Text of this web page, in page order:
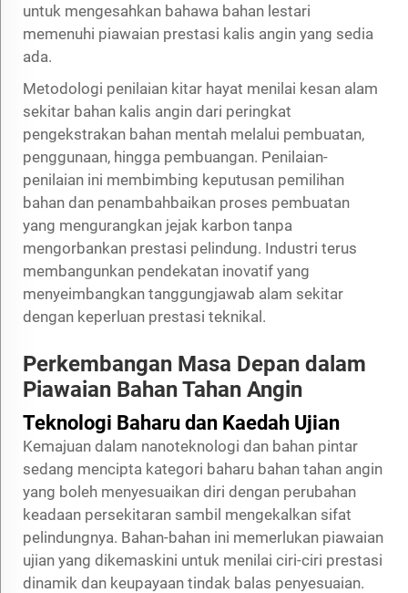
untuk mengesahkan bahawa bahan lestari
memenuhi piawaian prestasi kalis angin yang sedia
ada.
Metodologi penilaian kitar hayat menilai kesan alam
sekitar bahan kalis angin dari peringkat
pengekstrakan bahan mentah melalui pembuatan,
penggunaan, hingga pembuangan. Penilaian-
penilaian ini membimbing keputusan pemilihan
bahan dan penambahbaikan proses pembuatan
yang mengurangkan jejak karbon tanpa
mengorbankan prestasi pelindung. Industri terus
membangunkan pendekatan inovatif yang
menyeimbangkan tanggungjawab alam sekitar
dengan keperluan prestasi teknikal.
Perkembangan Masa Depan dalam
Piawaian Bahan Tahan Angin
Teknologi Baharu dan Kaedah Ujian
Kemajuan dalam nanoteknologi dan bahan pintar
sedang mencipta kategori baharu bahan tahan angin
yang boleh menyesuaikan diri dengan perubahan
keadaan persekitaran sambil mengekalkan sifat
pelindungnya. Bahan-bahan ini memerlukan piawaian
ujian yang dikemaskini untuk menilai ciri-ciri prestasi
dinamik dan keupayaan tindak balas penyesuaian.